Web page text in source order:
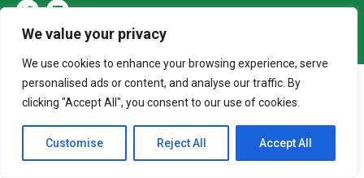
We value your privacy
We use cookies to enhance your browsing experience, serve
personalised ads or content, and analyse our traffic. By
clicking "Accept All", you consent to our use of cookies.
Customise Reject All Accept All
Adverteren
Donaties
© 2026 MENDT